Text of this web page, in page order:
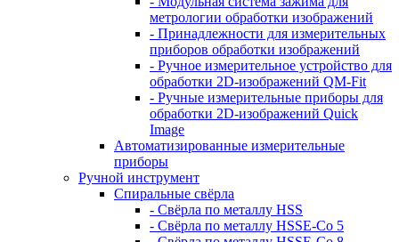
метрологии обработки изображений
- Принадлежности для измерительных
приборов обработки изображений
- Ручное измерительное устройство для
обработки 2D-изображений QM-Fit
- Ручные измерительные приборы для
обработки 2D-изображений Quick
Image
Автоматизированные измерительные
приборы
Ручной инструмент
Спиральные свёрла
- Свёрла по металлу HSS
- Свёрла по металлу HSSE-Co 5